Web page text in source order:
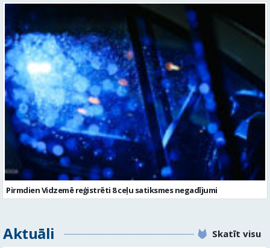
Pirmdien Vidzemē reģistrēti 8 ceļu satiksmes negadījumi
Aktuāli Skatīt visu